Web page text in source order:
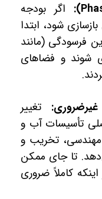
اگر بودجه
شود، ابتدا
فرسودگی (مانند
شوند و فضاهای
تغییر
تأسیسات آب و
تخریب و
تا جای ممکن
کاملاً ضروری